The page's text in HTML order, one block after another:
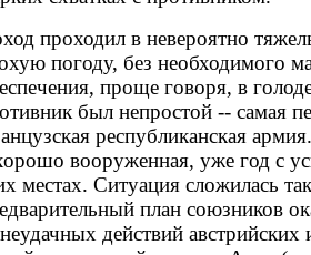
проходил в невероятно
погоду, без необходимого
проще говоря, в
был непростой -- самая
республиканская
вооруженная, уже год с
местах. Ситуация сложилась
план союзников
действий